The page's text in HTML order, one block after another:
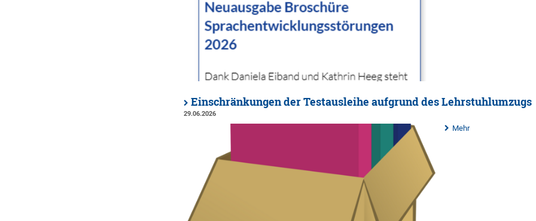
Einschränkungen der Testausleihe aufgrund des Lehrstuhlumzugs
29.06.2026
Mehr